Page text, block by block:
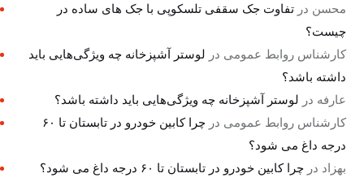
محسن درتفاوت جک سقفی تلسکوپی با جک های ساده در
چیست؟
کارشناس روابط عمومی در لوستر آشپزخانه چه ویژگی‌هایی باید
داشته باشد؟
عارفه در لوستر آشپزخانه چه ویژگی‌هایی باید داشته باشد؟
کارشناس روابط عمومی در
چرا کابین خودرو در تابستان تا ۶۰
درجه داغ می شود؟
بهزاد درچرا کابین خودرو در تابستان تا ۶۰ درجه داغ می شود؟